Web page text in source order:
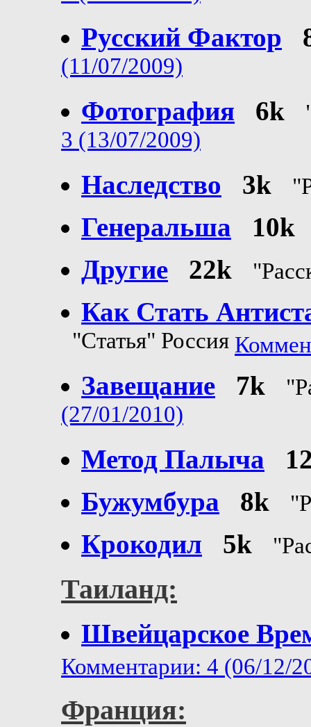
Русский Фактор
(11/07/2009)
Фотография
6k
3 (13/07/2009)
Наследство
3k
Генеральша
10k
Другие
22k
Как Стать
"Статья" Россия
Завещание 7k
(27/01/2010)
Метод Палыча
Бужумбура
8k
Крокодил 5k
Таиланд:
Швейцарское
Комментарии: 4 (06/12/
Франция: